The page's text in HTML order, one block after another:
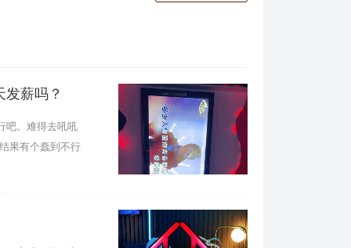
薪吗？
。难得去吼吼
果有个蠢到不行